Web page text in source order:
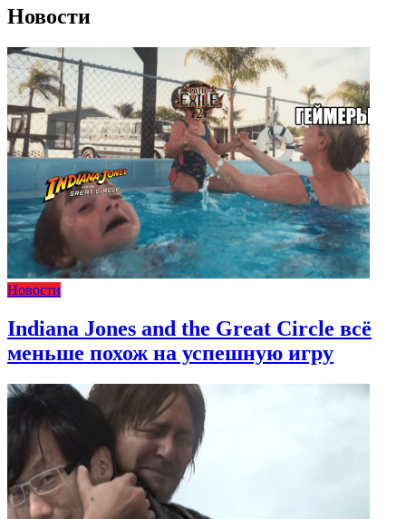
Новости
Новости
Indiana Jones and the Great Circle всё
меньше похож на успешную игру